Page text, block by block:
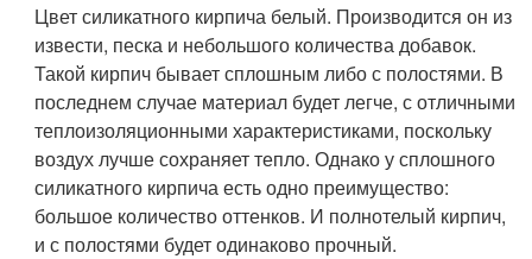
Цвет силикатного кирпича белый. Производится он из
извести, песка и небольшого количества добавок.
Такой кирпич бывает сплошным либо с полостями. В
последнем случае материал будет легче, с отличными
теплоизоляционными характеристиками, поскольку
воздух лучше сохраняет тепло. Однако у сплошного
силикатного кирпича есть одно преимущество:
большое количество оттенков. И полнотелый кирпич,
и с полостями будет одинаково прочный.